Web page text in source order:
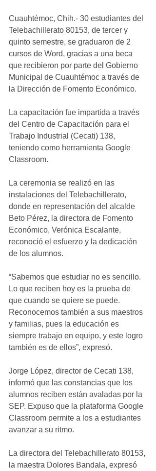
Cuauhtémoc, Chih.- 30 estudiantes del
Telebachillerato 80153, de tercer y
quinto semestre, se graduaron de 2
cursos de Word, gracias a una beca
que recibieron por parte del Gobierno
Municipal de Cuauhtémoc a través de
la Dirección de Fomento Económico.
La capacitación fue impartida a través
del Centro de Capacitación para el
Trabajo Industrial (Cecati) 138,
teniendo como herramienta Google
Classroom.
La ceremonia se realizó en las
instalaciones del Telebachillerato,
donde en representación del alcalde
Beto Pérez, la directora de Fomento
Económico, Verónica Escalante,
reconoció el esfuerzo y la dedicación
de los alumnos.
“Sabemos que estudiar no es sencillo.
Lo que reciben hoy es la prueba de
que cuando se quiere se puede.
Reconocemos también a sus maestros
y familias, pues la educación es
siempre trabajo en equipo, y este logro
también es de ellos”, expresó.
Jorge López, director de Cecati 138,
informó que las constancias que los
alumnos reciben están avaladas por la
SEP. Expuso que la plataforma Google
Classroom permite a los a estudiantes
avanzar a su ritmo.
La directora del Telebachillerato 80153,
la maestra Dolores Bandala, expresó